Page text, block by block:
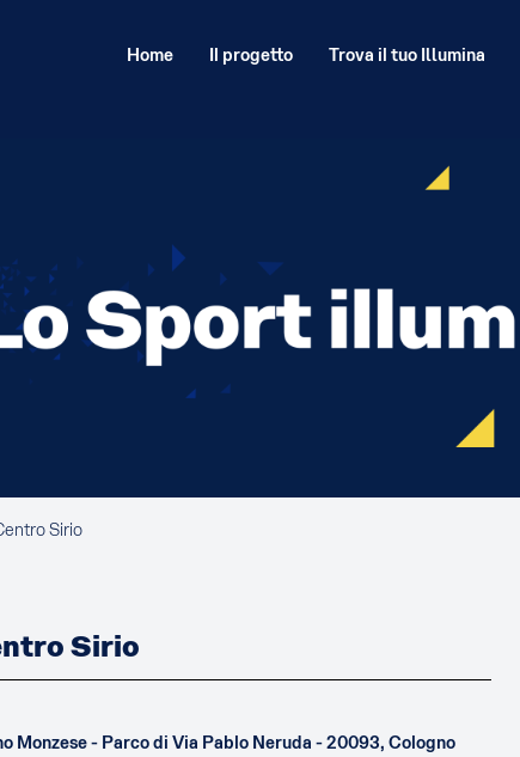
Home Il progetto Trova il tuo Illumina
Sirio
Sirio
Monzese - Parco di Via Pablo Neruda - 20093, Cologno